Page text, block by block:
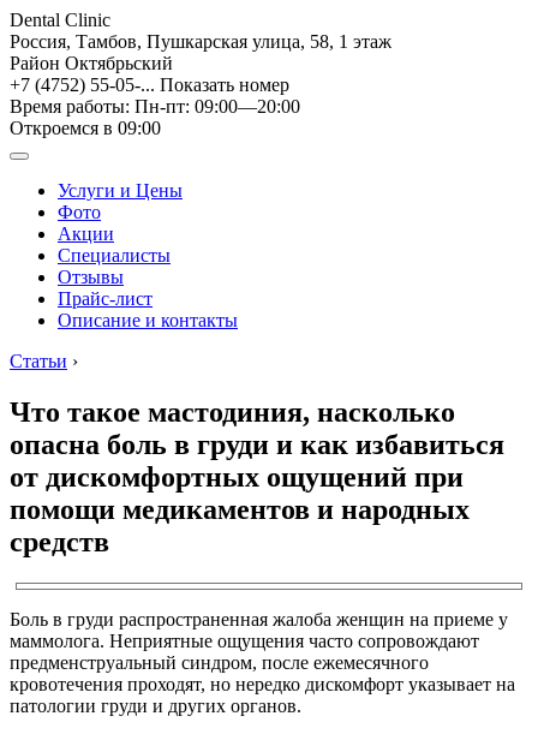
Dental Clinic
Россия, Тамбов, Пушкарская улица, 58, 1 этаж
Район Октябрьский
+7 (4752) 55-05-... Показать номер
Время работы: Пн-пт: 09:00—20:00
Откроемся в 09:00
Услуги и Цены
Фото
Акции
Специалисты
Отзывы
Прайс-лист
Описание и контакты
Статьи ›
Что такое мастодиния, насколько
опасна боль в груди и как избавиться
от дискомфортных ощущений при
помощи медикаментов и народных
средств
Боль в груди распространенная жалоба женщин на приеме у
маммолога. Неприятные ощущения часто сопровождают
предменструальный синдром, после ежемесячного
кровотечения проходят, но нередко дискомфорт указывает на
патологии груди и других органов.